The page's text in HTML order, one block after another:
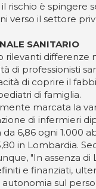
rischio è spingere
verso il settore
SANITARIO
rilevanti differenze
di professionisti
di coprire il
di famiglia.
marcata la
di infermieri
da 6,86 ogni 1.000
in Lombardia.
"In assenza di
e finanziati,
autonomia sul